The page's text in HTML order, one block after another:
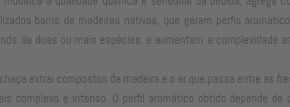
barris de madeiras nativas, que geram perfis
de duas ou mais espécies, e aumentam a
extrai compostos da madeira e o ar que passa entre as
complexo e intenso. O perfil aromático obtido depende